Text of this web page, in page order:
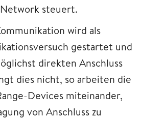
steuert.
wird als
gestartet und
direkten Anschluss
dies nicht, so arbeiten die
Devices miteinander,
von Anschluss zu